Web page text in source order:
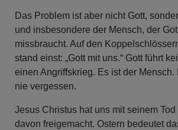
Das Problem ist aber nicht Gott,
und insbesondere der Mensch, der
missbraucht. Auf den
stand einst: „Gott mit uns.“ Gott führt
einen Angriffskrieg. Es ist der Mensch.
nie vergessen.
Jesus Christus hat uns mit seinem
davon freigemacht. Ostern bedeutet